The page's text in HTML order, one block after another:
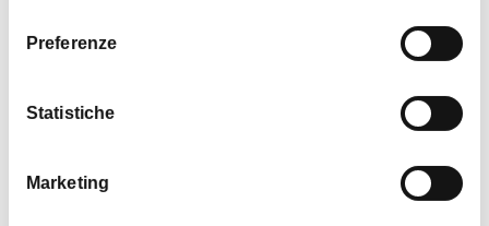
Preferenze
Statistiche
Marketing
Piazza San Domenico
Due Torri
Rimborso e modifiche: